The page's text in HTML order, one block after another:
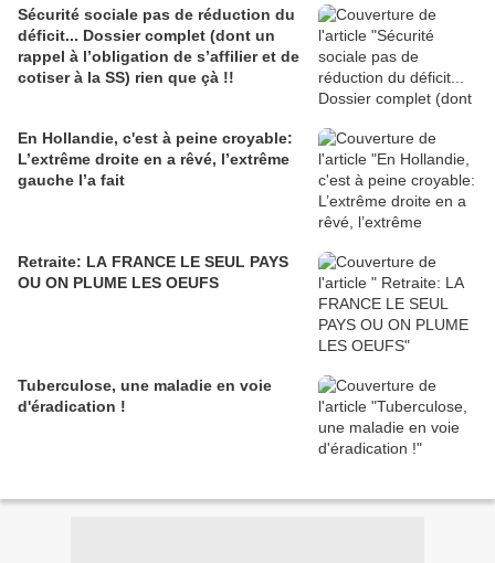
Sécurité sociale pas de réduction du
déficit... Dossier complet (dont un
rappel à l’obligation de s’affilier et de
cotiser à la SS) rien que çà !!
En Hollandie, c'est à peine croyable:
L’extrême droite en a rêvé, l’extrême
gauche l’a fait
Retraite: LA FRANCE LE SEUL PAYS
OU ON PLUME LES OEUFS
Tuberculose, une maladie en voie
d'éradication !